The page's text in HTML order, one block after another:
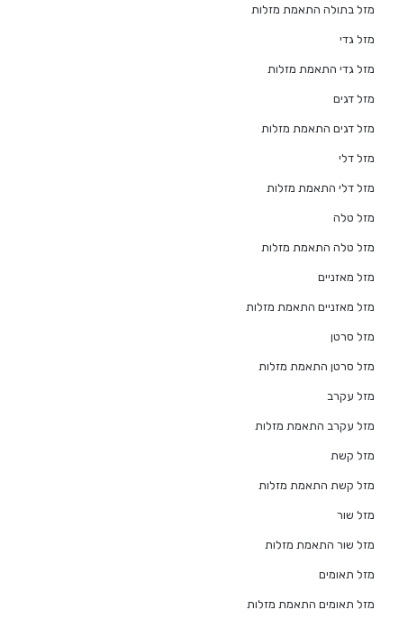
מזל בתולה התאמת מזלות
מזל גדי
מזל גדי התאמת מזלות
מזל דגים
מזל דגים התאמת מזלות
מזל דלי
מזל דלי התאמת מזלות
מזל טלה
מזל טלה התאמת מזלות
מזל מאזניים
מזל מאזניים התאמת מזלות
מזל סרטן
מזל סרטן התאמת מזלות
מזל עקרב
מזל עקרב התאמת מזלות
מזל קשת
מזל קשת התאמת מזלות
מזל שור
מזל שור התאמת מזלות
מזל תאומים
מזל תאומים התאמת מזלות